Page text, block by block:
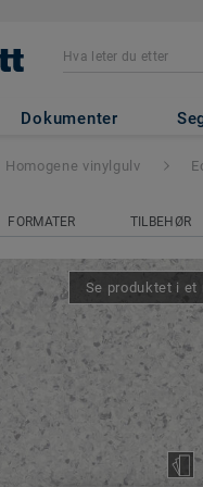
Dokumenter -
Homogene vinylgulv
FORMATER TILBEHØR
Se produktet i et